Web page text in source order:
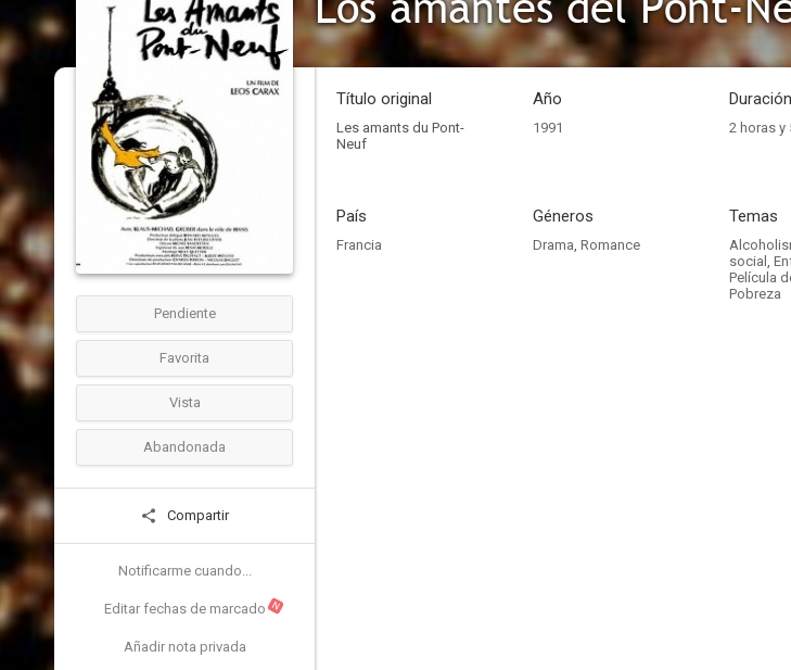
Pendiente
Favorita
Vista
Abandonada
Compartir
Notificarme cuando...
Editar fechas de marcado N
Añadir nota privada
Título original
Les amants du Pont-
Neuf
Año
1991
Duración
2 horas y
País
Francia
Géneros
Drama, Romance
Temas
social ,
Película
Pobreza